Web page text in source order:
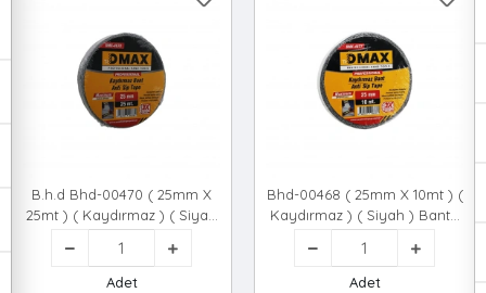
B.h.d Bhd-00470 ( 25mm X
25mt ) ( Kaydırmaz ) ( Siyah
) Bant ( Bandı )*48
Adet
Bhd-00468 ( 25mm X 10mt ) (
Kaydırmaz ) ( Siyah ) Bant (
Bandı )*72
Adet